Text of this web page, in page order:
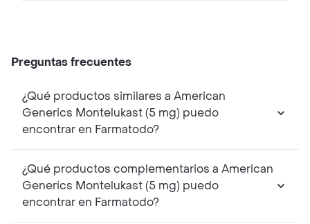
Preguntas frecuentes
¿Qué productos similares a American
Generics Montelukast (5 mg) puedo
encontrar en Farmatodo?
¿Qué productos complementarios a American
Generics Montelukast (5 mg) puedo
encontrar en Farmatodo?